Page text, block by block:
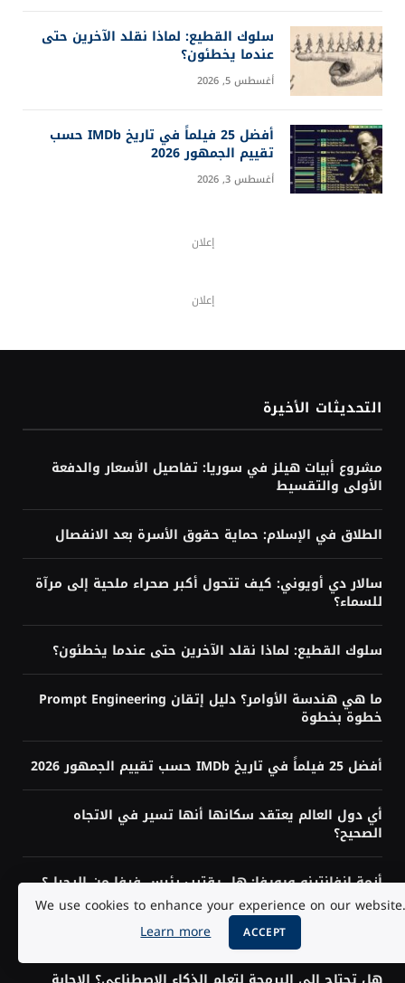
سلوك القطيع: لماذا نقلد الآخرين حتى
عندما يخطئون؟
أغسطس 5, 2026
أفضل 25 فيلماً في تاريخ IMDb حسب
تقييم الجمهور 2026
أغسطس 3, 2026
إعلان
إعلان
التحديثات الأخيرة
مشروع أبيات هيلز في سوريا: تفاصيل الأسعار والدفعة
الأولى والتقسيط
الطلاق في الإسلام: حماية حقوق الأسرة بعد الانفصال
سالار دي أويوني: كيف تتحول أكبر صحراء ملحية إلى مرآة
للسماء؟
سلوك القطيع: لماذا نقلد الآخرين حتى عندما يخطئون؟
ما هي هندسة الأوامر؟ دليل إتقان Prompt Engineering
خطوة بخطوة
أفضل 25 فيلماً في تاريخ IMDb حسب تقييم الجمهور 2026
أي دول العالم يعتقد سكانها أنها تسير في الاتجاه
الصحيح؟
أزمة إنفانتينو ويويفا: هل يقترب رئيس فيفا من الرحيل؟
زلزال قرب السويس يهز مصر ويُشعر به سكان دول مجاورة
We use cookies to enhance your experience on our website.
Learn more
ACCEPT